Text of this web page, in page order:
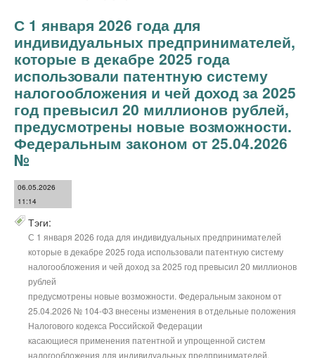
С 1 января 2026 года для
индивидуальных предпринимателей,
которые в декабре 2025 года
использовали патентную систему
налогообложения и чей доход за 2025
год превысил 20 миллионов рублей,
предусмотрены новые возможности.
Федеральным законом от 25.04.2026
№
06.05.2026
11:14
Тэги:
С 1 января 2026 года для индивидуальных предпринимателей
которые в декабре 2025 года использовали патентную систему
налогообложения и чей доход за 2025 год превысил 20 миллионов
рублей
предусмотрены новые возможности. Федеральным законом от
25.04.2026 № 104-ФЗ внесены изменения в отдельные положения
Налогового кодекса Российской Федерации
касающиеся применения патентной и упрощенной систем
налогообложения для индивидуальных предпринимателей.